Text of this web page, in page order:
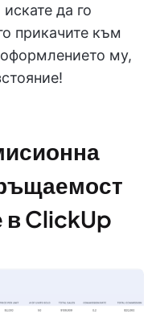
да го
прикачите към
му,
в ClickUp